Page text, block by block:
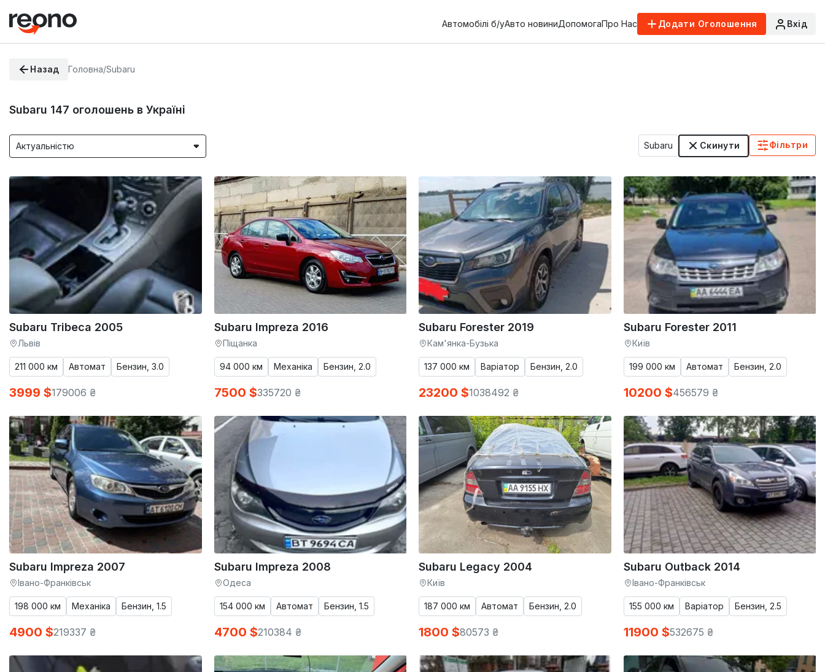
Автомобілі б/уАвто новиниДопомогаПро Нас Додати Оголошення Вхід
Назад Головна/Subaru
Subaru 147 оголошень в Україні
Актуальністю Subaru Скинути Фільтри
Subaru Tribeca 2005
Львів
211 000 км Автомат Бензин, 3.0
3999 $179006 ₴
Subaru Impreza 2016
Піщанка
94 000 км Механіка Бензин, 2.0
7500 $335720 ₴
Subaru Forester 2019
Кам'янка-Бузька
137 000 км Варіатор Бензин, 2.0
23200 $1038492 ₴
Subaru Forester 2011
Київ
199 000 км Автомат Бензин, 2.0
10200 $456579 ₴
Subaru Impreza 2007
Івано-Франківськ
198 000 км Механіка Бензин, 1.5
4900 $219337 ₴
Subaru Impreza 2008
Одеса
154 000 км Автомат Бензин, 1.5
4700 $210384 ₴
Subaru Legacy 2004
Київ
187 000 км Автомат Бензин, 2.0
1800 $80573 ₴
Subaru Outback 2014
Івано-Франківськ
155 000 км Варіатор Бензин, 2.5
11900 $532675 ₴